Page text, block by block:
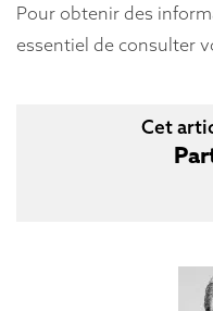
Pour obtenir des
essentiel de consulter
Cet